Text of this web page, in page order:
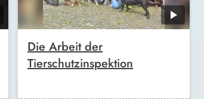
Die Arbeit der
Tierschutzinspektion